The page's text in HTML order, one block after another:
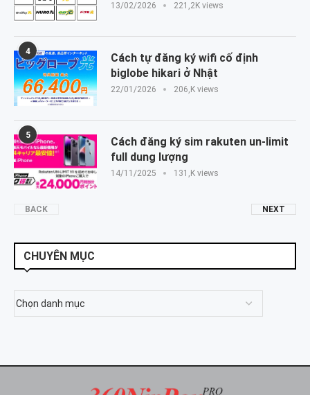
13/02/2026 221,2K views
4
Cách tự đăng ký wifi cố định
biglobe hikari ở Nhật
22/01/2026 206,K views
5
Cách đăng ký sim rakuten un-limit
full dung lượng
14/11/2025 131,K views
BACK NEXT
CHUYÊN MỤC